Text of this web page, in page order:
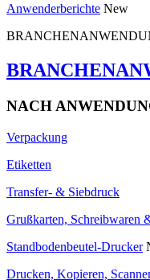
Anwenderberichte New
NACH
Verpackung
Etiketten
Transfer- & Siebdruck
Grußkarten, Schreibwaren
Standbodenbeutel-Drucker
Drucken, Kopieren,